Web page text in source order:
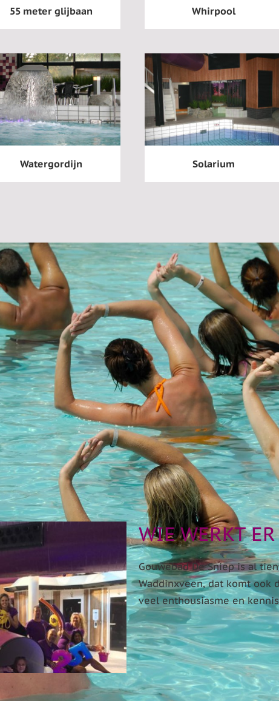
55 meter glijbaan Whirpool
Watergordijn Solarium
WIE WERKT
Gouwebad De Sniep is al
Waddinxveen, dat komt ook
veel enthousiasme en